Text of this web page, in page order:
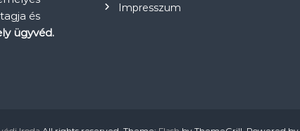
és
ügyvéd.
Impresszum